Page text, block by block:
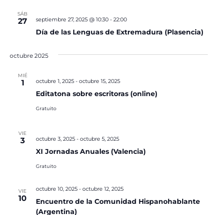
SÁB
27
Día de las Lenguas de Extremadura (Plasencia)
septiembre 27, 2025 @ 10:30- 22:00
octubre 2025
MIÉ
1
Editatona sobre escritoras (online)
octubre 1, 2025- octubre 15, 2025
Gratuito
VIE
3
XI Jornadas Anuales (Valencia)
octubre 3, 2025- octubre 5, 2025
Gratuito
VIE
10
Encuentro de la Comunidad Hispanohablante
(Argentina)
octubre 10, 2025- octubre 12, 2025